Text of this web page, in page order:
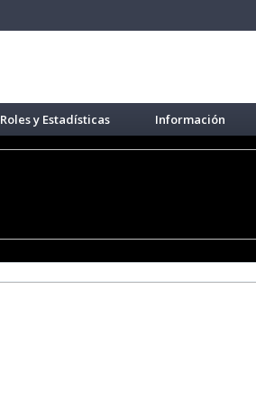
Roles y Estadísticas Información